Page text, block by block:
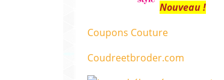
Nouveau !
Coupons Couture
Coudreetbroder.com